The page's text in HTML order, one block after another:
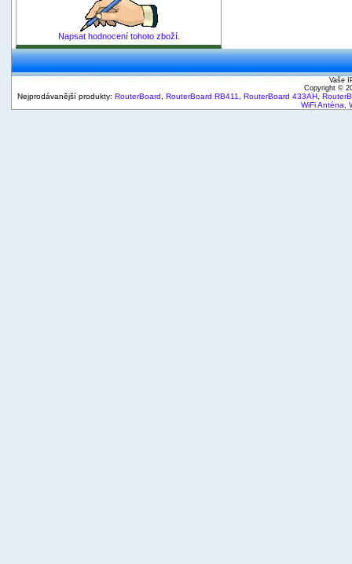
Napsat hodnocení tohoto zboží.
Vaše
Copyright ©
Nejprodávanější produkty: RouterBoard RouterBoard RB411 RouterBoard 433AH
WiFi Anténa